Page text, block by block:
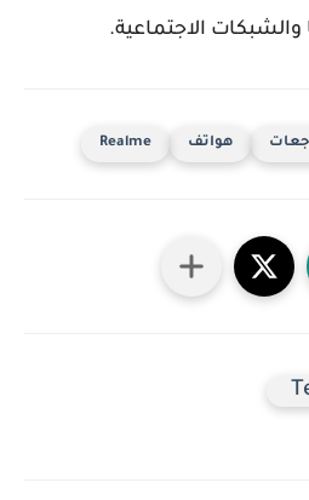
الاجتماعية.
هواتف Realme